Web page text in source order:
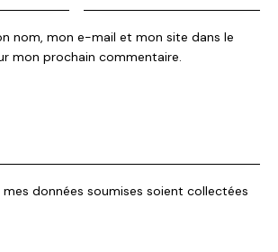
nom, mon e-mail et mon site dans le
mon prochain commentaire.
données soumises soient collectées